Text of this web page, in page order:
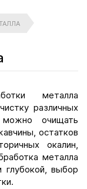
металла
различных
очищать
остатков
окалин,
металла
выбор